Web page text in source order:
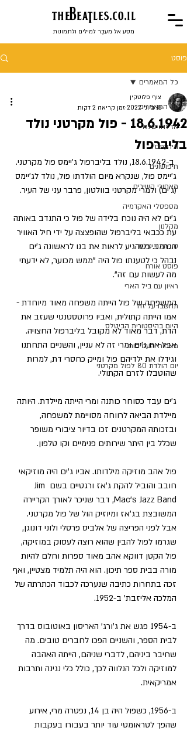
theBeaTles.co.il
מסע אל מעבֶר למילים ולתמונות
פוסט
כל המאמרים
אז זהו שלא
הידעתם?
חיפושונים
מאחורי השירים
מספסלי האקדמיה
מקלנון
סיפורי ביטלס
פוסט אורח
ראיון עם ביל הארי
תחשבו על זה
היום בהיסטורית הביטלס
מאחורי העטיפות
יום הולדת 80 לפול מקרטני
כל המאמרים
18.6.1942 - פול מקרטני נולד
בליברפול
צוף פלוטקין
18 ביוני 2022
זמן קריאה 2 דקות
ב-18.6.1942, נולד בליברפול ג'יימס פול מקרטני.
ג'יימס פול, שנקרא מיום הולדתו פול, נולד לג'יימס
(ג'ים) ולמרי מקרטני בוולטון, פרבר עני של העיר.
ג'ים לא היה נוכח בלידה של פול כי התנדב באותה
עת ככבאי בליברפול שהופצצה על ידי חיל האוויר
הגרמני. כשהגיע לראות את בנו לראשונה ג'ים
נבהל כי לטענתו פול היה "ממש מכוער, לא ידעתי
מה לעשות עם זה".
המשפחה של פול הייתה משפחה מאוד מיוחדת -
אמו הייתה קתולית, ואביו פרוטסטנטי שעזב את
הדת, דבר מאוד לא מקובל בליברפול החצויה.
אבל את ג'ים ומרי זה לא עניין, והשניים התחתנו
וגידלו את ילדיהם פול ומייק כחסרי דת, למרות
שהוטבלו לזרם הקתולי.
ג'ים עבד כסוחר כותנה ומרי הייתה מיילדת. היותה
מיילדת הביאה לרווחה מסויימת למשפחה,
ובזכותה המקרטנים זכו בדיור ציבורי משופר
שכלל בין היתר שירותים פנימיים וקו טלפון.
פול אהב מוזיקה מילדותו. אביו ג'ים היה מוזיקאי
חובב והוביל להקת ג'אז ורגטיים בשם Jim
Mac's Jazz Band, דבר שניכר לאורך הקריירה
המשובצת בג'אז ומיוזיק הול של פול מקרטני.
אבל לפני הפריצה של אלביס פרסלי ולוני דונוגן,
שגרמו לפול להבין שהוא רוצה לעסוק במוזיקה,
פול הקטן דווקא אהב מאוד ספרות וחלם להיות
מורה בבית ספר תיכון. הוא היה תלמיד מצטיין, ואף
זכה בתחרות כתיבה שנערכה לכבוד הכתרתה של
המלכה אליזבת' ב-1952.
ב-1954 פגש את ג'ורג' האריסון באוטובוס בדרך
לבית הספר, והשניים הפכו לחברים טובים. מה
שחיבר ביניהם, לדברי שניהם, הייתה האהבה
למוזיקה ולכל הנלווה לכך, כולל כלי נגינה ותרבות
אמריקאית.
ב-1956, כשפול היה בן 14, נפטרה מרי, אירוע
שהפך לטראומטי עוד יותר בעבורו בעקבות